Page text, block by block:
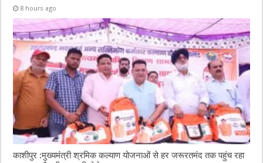
8 hours ago
काशीपुर :मुख्यमंत्री श्रमिक कल्याण योजनाओं से हर जरूरतमंद तक पहुंच रहा